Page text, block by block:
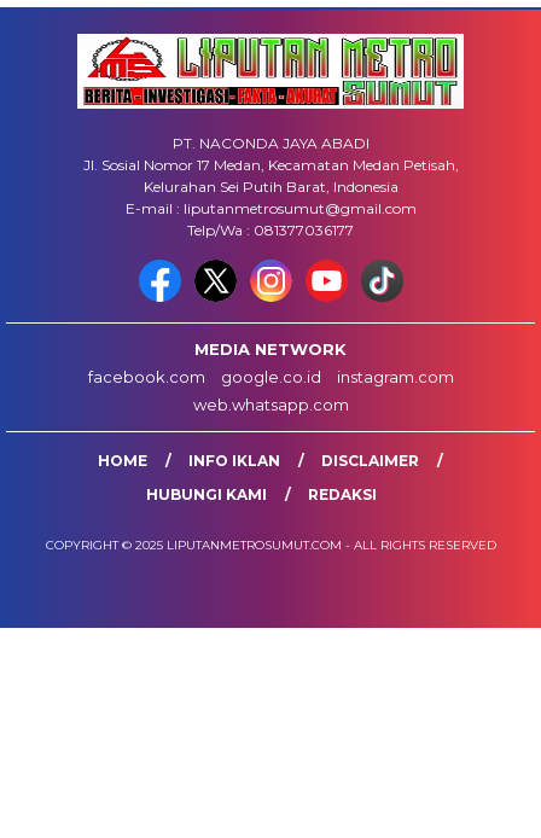
PT. NACONDA JAYA ABADI
Jl. Sosial Nomor 17 Medan, Kecamatan Medan Petisah,
Kelurahan Sei Putih Barat, Indonesia
E-mail : liputanmetrosumut@gmail.com
Telp/Wa : 081377036177
MEDIA NETWORK
facebook.com
google.co.id
instagram.com
web.whatsapp.com
HOME INFO IKLAN
DISCLAIMER
HUBUNGI KAMI
REDAKSI
COPYRIGHT © 2025 LIPUTANMETROSUMUT.COM - ALL RIGHTS RESERVED